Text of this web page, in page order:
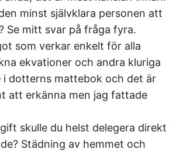
minst självklara personen att
Se mitt svar på fråga fyra.
som verkar enkelt för alla
ekvationer och andra kluriga
i dotterns mattebok och det är
att erkänna men jag fattade
skulle du helst delegera direkt
Städning av hemmet och